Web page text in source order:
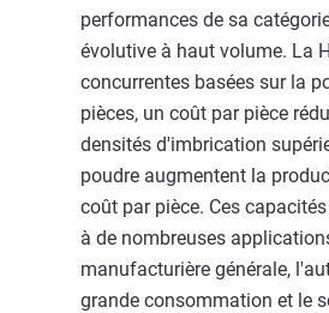
performances de sa
évolutive à haut volume. La
concurrentes basées sur la
pièces, un coût par pièce
densités d'imbrication
poudre augmentent la
coût par pièce. Ces
à de nombreuses
manufacturière générale,
grande consommation et le